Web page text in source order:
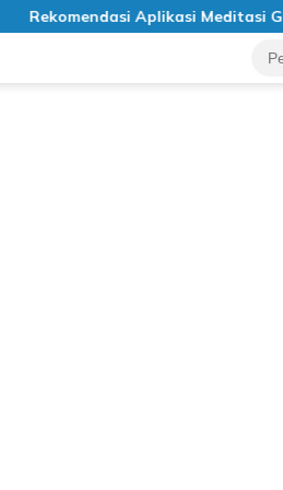
Rekomendasi Aplikasi Meditasi Gratis